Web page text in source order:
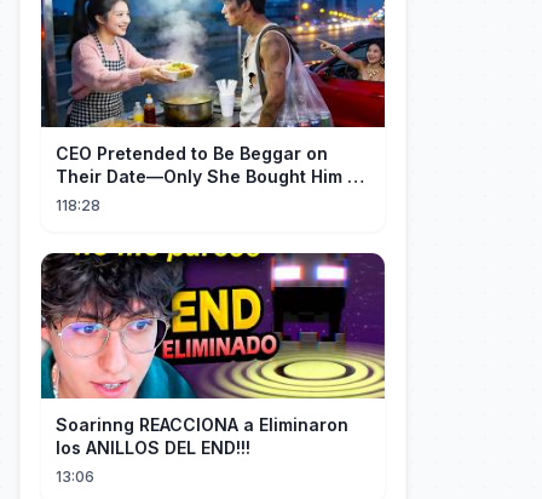
CEO Pretended to Be Beggar on
Their Date—Only She Bought Him a
Meal, and He Fell in Love!
118:28
Soarinng REACCIONA a Eliminaron
los ANILLOS DEL END!!!
13:06